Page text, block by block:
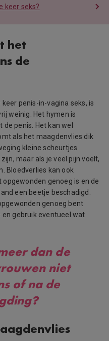
keer seks?
het
de
penis-in-vagina seks, is
weinig. Het hymen is
penis. Het kan wel
als het maagdenvlies dik
kleine scheurtjes
maar als je veel pijn voelt,
Bloedverlies kan ook
genoeg is en de
een beetje beschadigd.
genoeg bent
gebruik eventueel wat
dan de
niet
of na de